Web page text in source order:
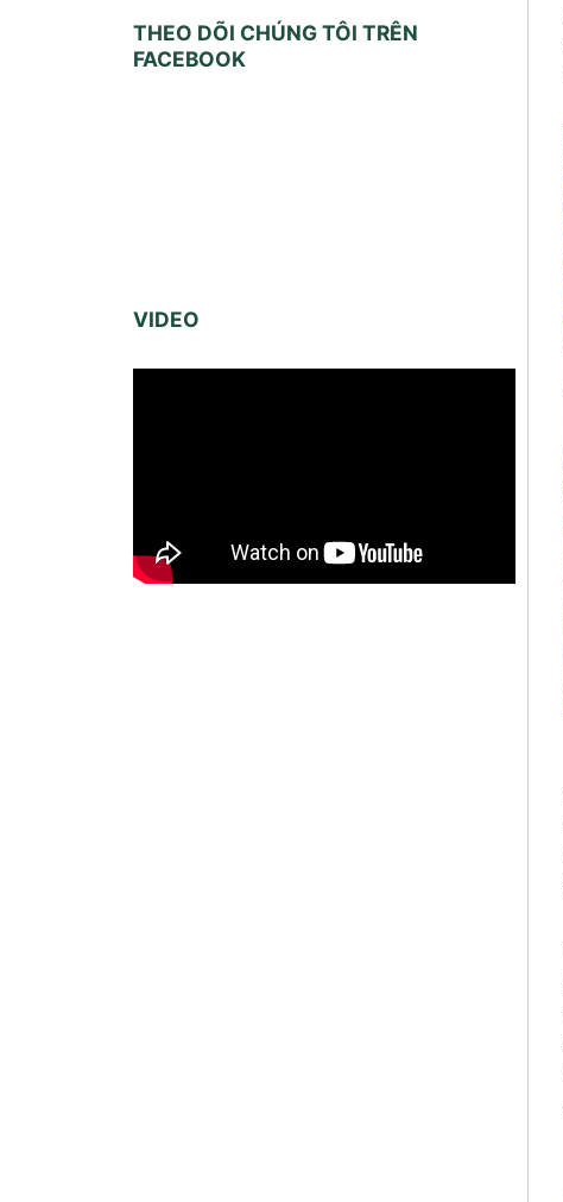
THEO DÕI CHÚNG TÔI TRÊN
FACEBOOK
VIDEO